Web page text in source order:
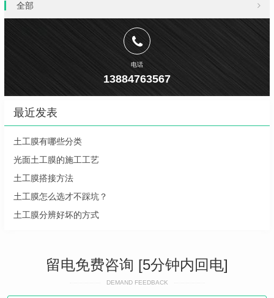
全部
电话
13884763567
最近发表
土工膜有哪些分类
光面土工膜的施工工艺
土工膜搭接方法
土工膜怎么选才不踩坑？
土工膜分辨好坏的方式
留电免费咨询 [5分钟内回电]
DEMAND FEEDBACK